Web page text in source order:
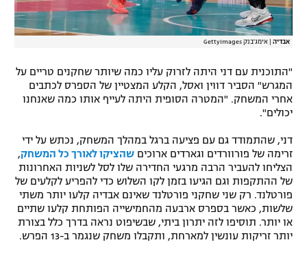
אבדיה אימג'בנק GettyImages
"התוכנית עם דני היתה לזרוק עליו כמה שיותר שחקנים טריים על
המגרש" הסביר דווין ואסל, הקלע המצטיין של הספרס לכתבים
אחרי המשחק. "המטרה הסופית היתה לעייף אותו כמה שאנחנו
יכולים".
דני, שהתמודד גם עם פציעה ברגל במהלך המשחק, נכתש על ידי
זרימה של פורוורדים וגארדים ארוכים שהציקו לאורך כל המשחק,
הצליחו להעביר הרבה מרגעי החדירה שלו לסל לשניות האחרונות
של ההתקפות וגם הגיעו בזמן לקו השלוש כדי להפריע לקלעים של
פורטלנד. רק שני שחקני פורטלנד שאינם אבדיה קלעו יותר משתי
שלשות, כאשר בספרס ארבעה מהחמישייה הפותחת קלעו שתיים
או יותר. תוסיפו לזה יתרון ביתי, שבשיפוט נראה בדרך כלל בצורת
יותר זריקות עונשין למארחת, ותקבלו משחק שנגמר ב-13 הפרש.